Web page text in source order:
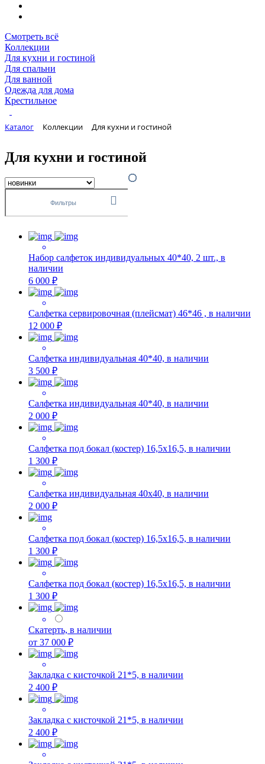
Смотреть всё
Коллекции
Для кухни и гостиной
Для спальни
Для ванной
Одежда для дома
Крестильное
Каталог Коллекции Для кухни и гостиной
Для кухни и гостиной
Фильтры
Набор салфеток индивидуальных 40*40, 2 шт., в
наличии
6 000 ₽
Салфетка сервировочная (плейсмат) 46*46 , в наличии
12 000 ₽
Салфетка индивидуальная 40*40, в наличии
3 500 ₽
Салфетка индивидуальная 40*40, в наличии
2 000 ₽
Салфетка под бокал (костер) 16,5х16,5, в наличии
1 300 ₽
Салфетка индивидуальная 40х40, в наличии
2 000 ₽
Салфетка под бокал (костер) 16,5х16,5, в наличии
1 300 ₽
Салфетка под бокал (костер) 16,5х16,5, в наличии
1 300 ₽
Скатерть, в наличии
от 37 000 ₽
Закладка с кисточкой 21*5, в наличии
2 400 ₽
Закладка с кисточкой 21*5, в наличии
2 400 ₽